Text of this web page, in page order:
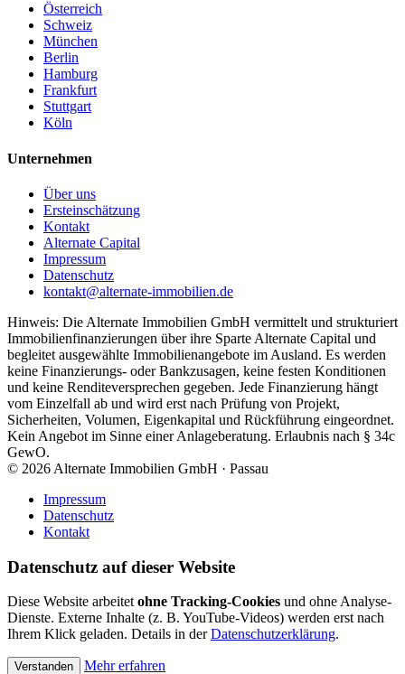
Österreich
Schweiz
München
Berlin
Hamburg
Frankfurt
Stuttgart
Köln
Unternehmen
Über uns
Ersteinschätzung
Kontakt
Alternate Capital
Impressum
Datenschutz
kontakt@alternate-immobilien.de
Hinweis: Die Alternate Immobilien GmbH vermittelt und strukturiert
Immobilienfinanzierungen über ihre Sparte Alternate Capital und
begleitet ausgewählte Immobilienangebote im Ausland. Es werden
keine Finanzierungs- oder Bankzusagen, keine festen Konditionen
und keine Renditeversprechen gegeben. Jede Finanzierung hängt
vom Einzelfall ab und wird erst nach Prüfung von Projekt,
Sicherheiten, Volumen, Eigenkapital und Rückführung eingeordnet.
Kein Angebot im Sinne einer Anlageberatung. Erlaubnis nach § 34c
GewO.
© 2026 Alternate Immobilien GmbH · Passau
Impressum
Datenschutz
Kontakt
Datenschutz auf dieser Website
Diese Website arbeitetohne Tracking-Cookies und ohne Analyse-
Dienste. Externe Inhalte (z. B. YouTube-Videos) werden erst nach
Ihrem Klick geladen. Details in derDatenschutzerklärung.
Verstanden Mehr erfahren